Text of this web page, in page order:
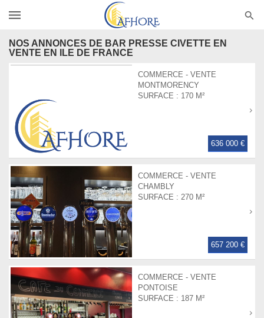
NOS ANNONCES DE BAR PRESSE CIVETTE EN
VENTE EN ILE DE FRANCE
COMMERCE - VENTE
MONTMORENCY
SURFACE : 170 M²
636 000 €
COMMERCE - VENTE
CHAMBLY
SURFACE : 270 M²
657 200 €
COMMERCE - VENTE
PONTOISE
SURFACE : 187 M²